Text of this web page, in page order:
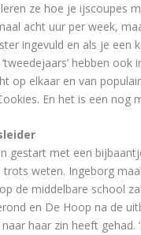
ze hoe je ijscoupes
acht uur per week,
ingevuld en als je
hebben
op elkaar en van
En het is een nog
gestart met een
trots weten. Ingeborg
de middelbare school
en De Hoop na de
haar zin heeft gehad.